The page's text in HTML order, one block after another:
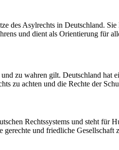
des Asylrechts in Deutschland.
und dient als Orientierung für
zu wahren gilt. Deutschland
zu achten und die Rechte der
Rechtssystems und steht für
und friedliche Gesellschaft